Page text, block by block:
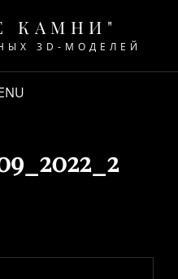
КАМНИ"
3D-МОДЕЛЕЙ